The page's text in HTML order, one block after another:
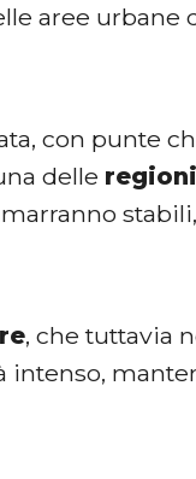
aree urbane
con punte
delle regioni
, che tuttavia
intenso,